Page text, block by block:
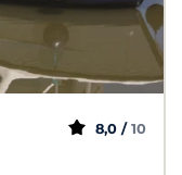
8,0 / 10